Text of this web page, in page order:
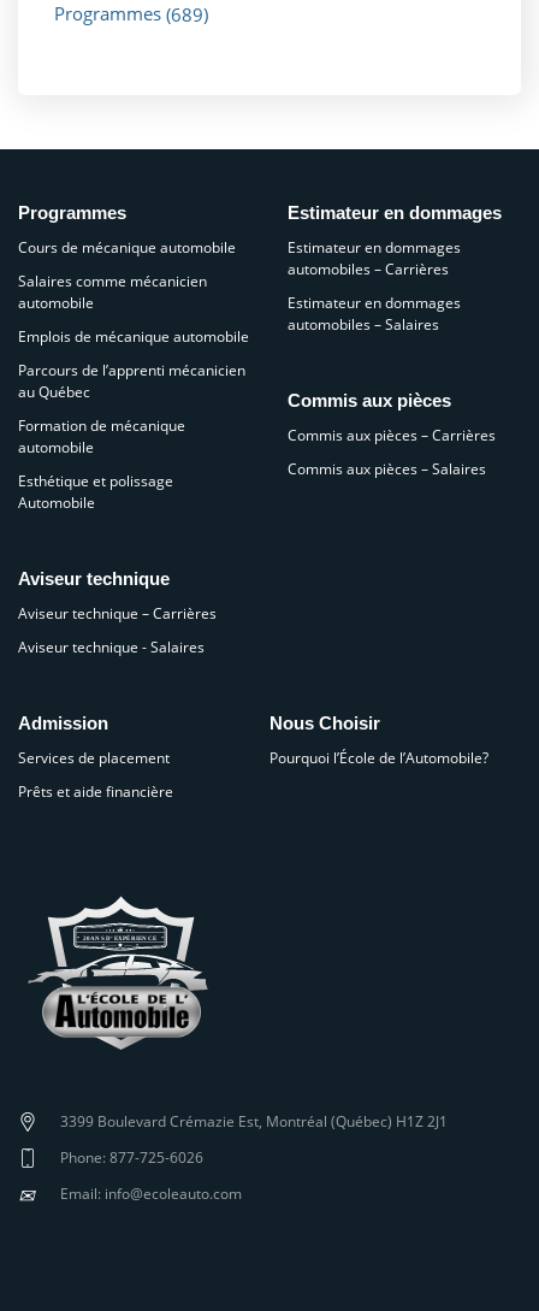
Programmes (689)
3399 Boulevard Crémazie Est, Montréal (Québec) H1Z 2J1
Phone: 877-725-6026
✉ Email: info@ecoleauto.com
Programmes
Cours de mécanique automobile
Salaires comme mécanicien
automobile
Emplois de mécanique automobile
Parcours de l’apprenti mécanicien
au Québec
Formation de mécanique
automobile
Esthétique et polissage
Automobile
Aviseur technique
Aviseur technique – Carrières
Aviseur technique - Salaires
Estimateur en dommages
Estimateur en dommages
automobiles – Carrières
Estimateur en dommages
automobiles – Salaires
Commis aux pièces
Commis aux pièces – Carrières
Commis aux pièces – Salaires
Admission
Services de placement
Prêts et aide financière
Nous Choisir
Pourquoi l’École de l’Automobile?